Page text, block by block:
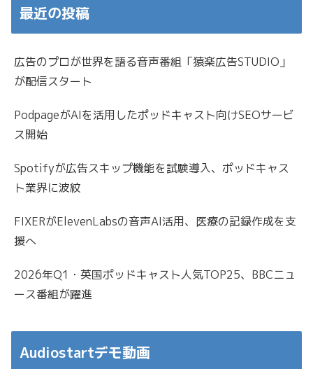
最近の投稿
広告のプロが世界を語る音声番組「猿楽広告STUDIO」
が配信スタート
PodpageがAIを活用したポッドキャスト向けSEOサービ
ス開始
Spotifyが広告スキップ機能を試験導入、ポッドキャス
ト業界に波紋
FIXERがElevenLabsの音声AI活用、医療の記録作成を支
援へ
2026年Q1・英国ポッドキャスト人気TOP25、BBCニュ
ース番組が躍進
Audiostartデモ動画